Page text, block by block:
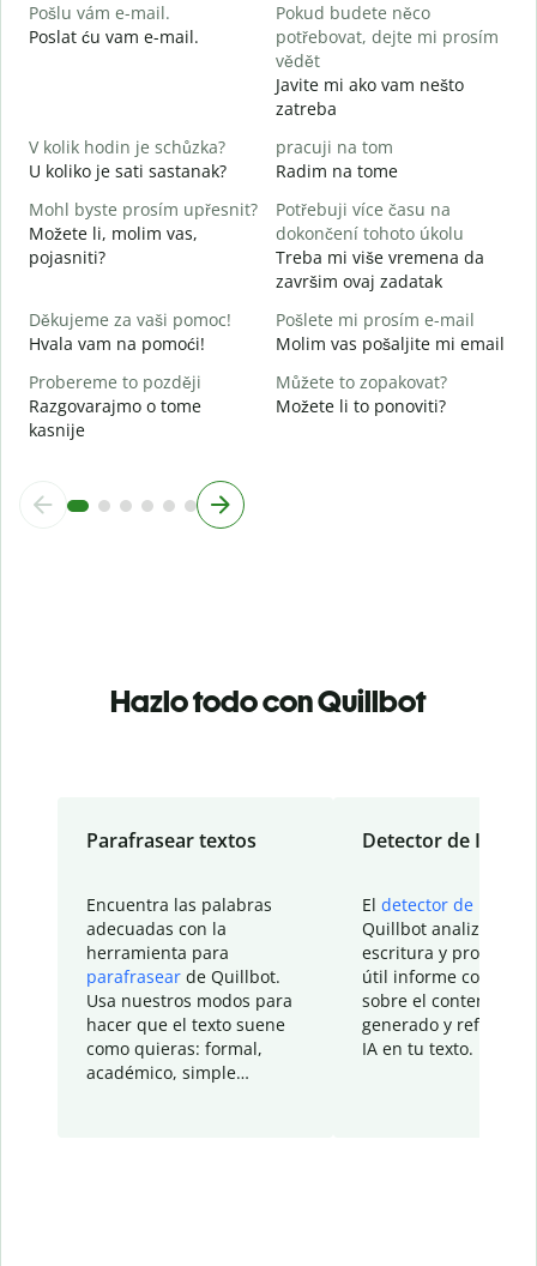
Pošlu vám e-mail.
Poslat ću vam e-mail.
Pokud budete něco
potřebovat, dejte mi prosím
vědět
Javite mi ako vam nešto
zatreba
V kolik hodin je schůzka?
U koliko je sati sastanak?
pracuji na tom
Radim na tome
Mohl byste prosím upřesnit?
Možete li, molim vas,
pojasniti?
Potřebuji více času na
dokončení tohoto úkolu
Treba mi više vremena da
završim ovaj zadatak
Děkujeme za vaši pomoc!
Hvala vam na pomoći!
Pošlete mi prosím e-mail
Molim vas pošaljite mi email
Probereme to později
Razgovarajmo o tome
kasnije
Můžete to zopakovat?
Možete li to ponoviti?
Hazlo todo con Quillbot
Parafrasear textos
Encuentra las palabras
adecuadas con la
herramienta para
parafrasear de Quillbot.
Usa nuestros modos para
hacer que el texto suene
como quieras: formal,
académico, simple…
Detector de IA
El detector de IA
Quillbot analiza tu
escritura y
útil informe con
sobre el contenido
generado y refinado
IA en tu texto.